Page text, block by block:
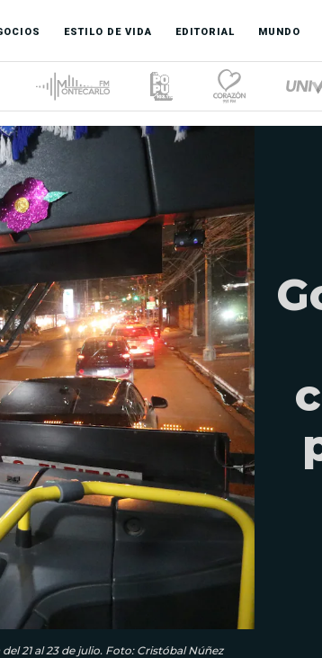
ESTILO DE VIDA EDITORIAL MUNDO
21 al 23 de julio. Foto: Cristóbal Núñez